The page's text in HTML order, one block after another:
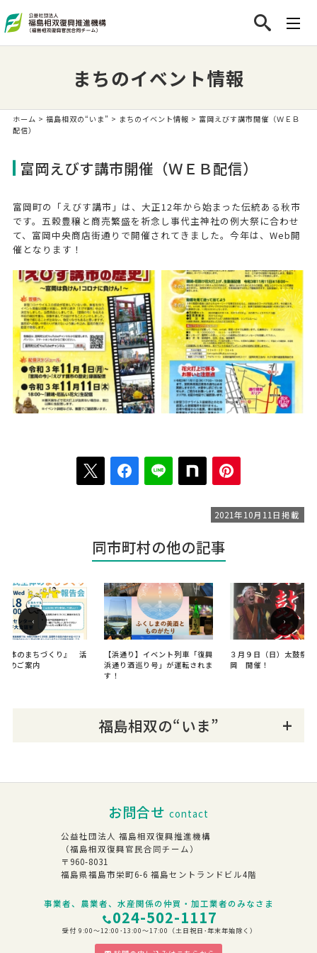
まちのイベント情報
ホーム > 福島相双の“いま” > まちのイベント情報 > 富岡えびす講市開催（ＷＥＢ
配信）
富岡えびす講市開催（ＷＥＢ配信）
富岡町の「えびす講市」は、大正12年から始まった伝統ある秋市
です。五穀豊穣と商売繁盛を祈念し事代主神社の例大祭に合わせ
て、富岡中央商店街通りで開催されてきました。今年は、Web開
催となります！
2021年10月11日掲載
同市町村の他の記事
主体のまちづくり』 活
のご案内
【浜通り】イベント列車「復興
浜通り酒巡り号」が運転されま
す！
３月９日（日）太鼓祭
岡 開催！
‹ ›
福島相双の“いま”
お問合せ contact
公益社団法人 福島相双復興推進機構
（福島相双復興官民合同チーム）
〒960-8031
福島県福島市栄町6-6 福島セントランドビル4階
事業者、農業者、水産関係の仲買・加工業者のみなさま
024-502-1117
受付 9:00～12:00･13:00～17:00（土日祝日･年末年始除く）